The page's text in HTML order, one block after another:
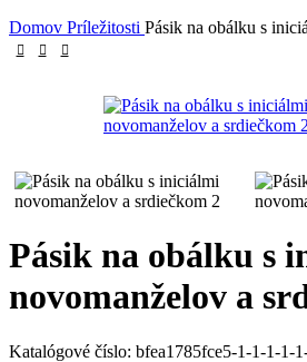
Domov Príležitosti Pásik na obálku s
Pásik na obálku s
novomanželov a
Katalógové číslo: bfea1785fce5-1-1-1-1-